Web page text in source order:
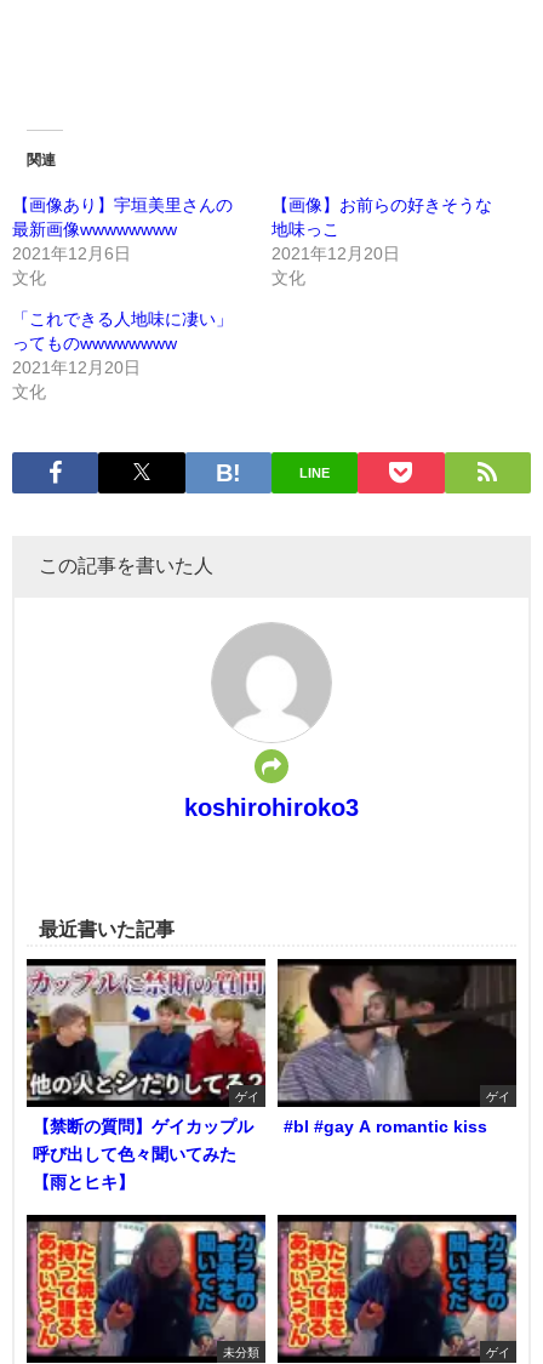
関連
【画像あり】宇垣美里さんの
最新画像wwwwwwww
2021年12月6日
文化
【画像】お前らの好きそうな
地味っこ
2021年12月20日
文化
「これできる人地味に凄い」
ってものwwwwwwww
2021年12月20日
文化
LINE
この記事を書いた人
koshirohiroko3
最近書いた記事
ゲイ
【禁断の質問】ゲイカップル
呼び出して色々聞いてみた
【雨とヒキ】
ゲイ
#bl #gay A romantic kiss
未分類 ゲイ